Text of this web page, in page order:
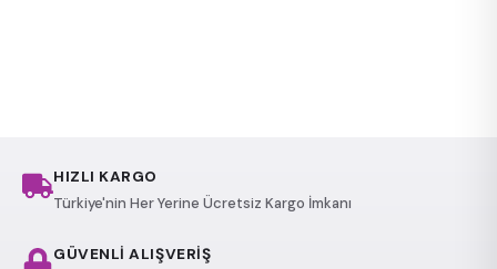
HIZLI KARGO
Türkiye'nin Her Yerine Ücretsiz Kargo İmkanı
GÜVENLİ ALIŞVERİŞ